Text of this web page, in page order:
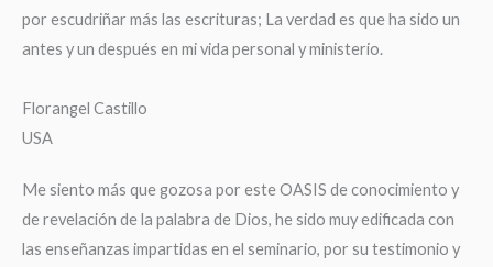
por escudriñar más las escrituras; La verdad es que ha sido un
antes y un después en mi vida personal y ministerio.
Florangel Castillo
USA
Me siento más que gozosa por este OASIS de conocimiento y
de revelación de la palabra de Dios, he sido muy edificada con
las enseñanzas impartidas en el seminario, por su testimonio y